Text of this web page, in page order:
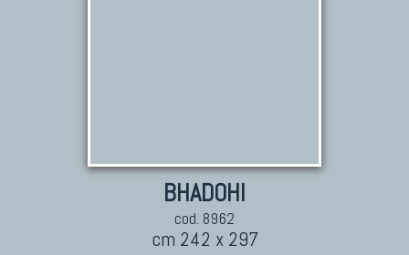
BHADOHI
cod. 8962
cm 242 x 297